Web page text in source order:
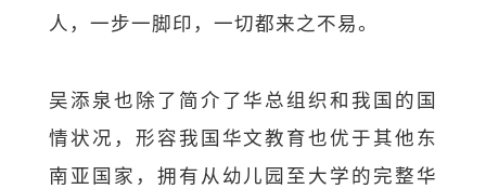
人，一步一脚印，一切都来之不易。
吴添泉也除了简介了华总组织和我国的国
情状况，形容我国华文教育也优于其他东
南亚国家，拥有从幼儿园至大学的完整华